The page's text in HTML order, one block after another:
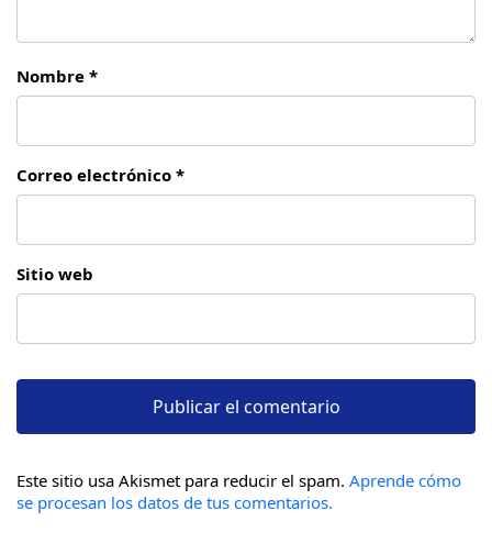
Nombre *
Correo electrónico *
Sitio web
Este sitio usa Akismet para reducir el spam. Aprende cómo
se procesan los datos de tus comentarios.